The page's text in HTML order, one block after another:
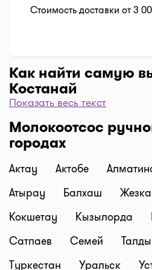
Стоимость доставки от 3
Как найти самую
Костанай
Чтобы отфильтровать
"По цене, от 1..." и кнопку
аптеке перед вами.
Нужна быстрая доставка
нужные препараты по
корзине "Выбрать аптеку"
домой или на работу по
доставки лекарств на
(стоимость зависит от
Показать весь текст
Молокоотсос
городах
Актау Актобе
Атырау
Балхаш
Кокшетау
Кызылорда
Сатпаев
Семей
Туркестан
Уральск